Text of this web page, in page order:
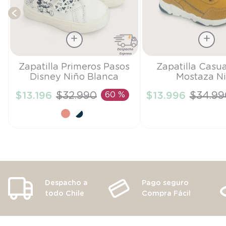
Talla
AÑADIR AL CARRITO
Zapatilla Primeros Pasos
Disney Niño Blanca
$13.196 $32.990 60 %
Talla
AÑADIR AL
Zapatilla
Mostaza
$13.996 $34.
Despacho a
todo Chile
Pago seguro
Compra Fácil